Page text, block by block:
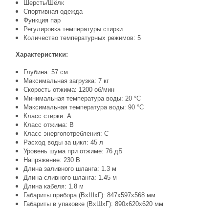
Шерсть/Шёлк
Спортивная одежда
Функция пар
Регулировка температуры стирки
Количество температурных режимов: 5
Характеристики:
Глубина: 57 см
Максимальная загрузка: 7 кг
Скорость отжима: 1200 об/мин
Минимальная температура воды: 20 °С
Максимальная температура воды: 90 °С
Класс стирки: A
Класс отжима: B
Класс энергопотребления: C
Расход воды за цикл: 45 л
Уровень шума при отжиме: 76 дБ
Напряжение: 230 В
Длина заливного шланга: 1.3 м
Длина сливного шланга: 1.45 м
Длина кабеля: 1.8 м
Габариты прибора (ВхШхГ): 847х597х568 мм
Габариты в упаковке (ВхШхГ): 890х620х620 мм